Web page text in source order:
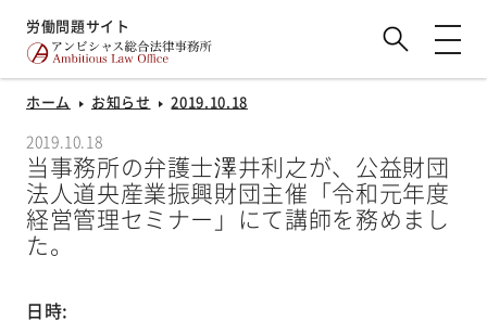
労働問題サイト
ホーム お知らせ 2019.10.18
2019.10.18
当事務所の弁護士澤井利之が、公益財団
法人道央産業振興財団主催「令和元年度
経営管理セミナー」にて講師を務めまし
た。
日時: